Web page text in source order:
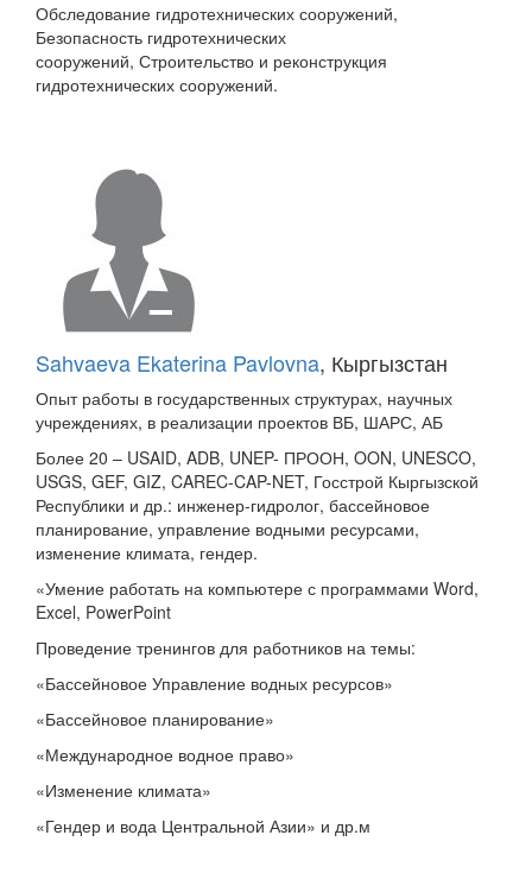
Обследование гидротехнических сооружений,
Безопасность гидротехнических
сооружений, Строительство и реконструкция
гидротехнических сооружений.
Sahvaeva Ekaterina Pavlovna, Кыргызстан
Опыт работы в государственных структурах, научных
учреждениях, в реализации проектов ВБ, ШАРС, АБ
Более 20 – USAID, ADB, UNEP- ПРООН, OON, UNESCO,
USGS, GEF, GIZ, CAREC-CAP-NET, Госстрой Кыргызской
Республики и др.: инженер-гидролог, бассейновое
планирование, управление водными ресурсами,
изменение климата, гендер.
«Умение работать на компьютере с программами Word,
Excel, PowerPoint
Проведение тренингов для работников на темы:
«Бассейновое Управление водных ресурсов»
«Бассейновое планирование»
«Международное водное право»
«Изменение климата»
«Гендер и вода Центральной Азии» и др.м